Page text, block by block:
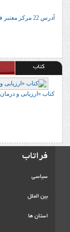
آدرس 22 مرکز معتبر فرهنگی ارائه کننده ماهنامه فراتاب کُردی در سراسر ایران
کتاب
کتاب «ارزیابی و
فراتاب
سیاسی
بین الملل
استان ها